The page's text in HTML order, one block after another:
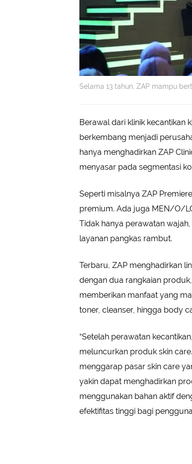
Selama 13 tahun, ZAP mampu
Berawal dari klinik kecantikan
berkembang menjadi
hanya menghadirkan ZAP
menyasar pada segmentasi
Seperti misalnya ZAP
premium. Ada juga MEN/O/
Tidak hanya perawatan
layanan pangkas rambut.
Terbaru, ZAP menghadirkan
dengan dua rangkaian
memberikan manfaat yang
toner, cleanser, hingga body
“Setelah perawatan
meluncurkan produk skin
menggarap pasar skin care
yakin dapat menghadirkan
menggunakan bahan aktif
efektifitas tinggi bagi